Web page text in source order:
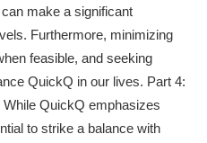
make a significant
Furthermore, minimizing
feasible, and seeking
QuickQ in our lives. Part 4:
QuickQ emphasizes
to strike a balance with